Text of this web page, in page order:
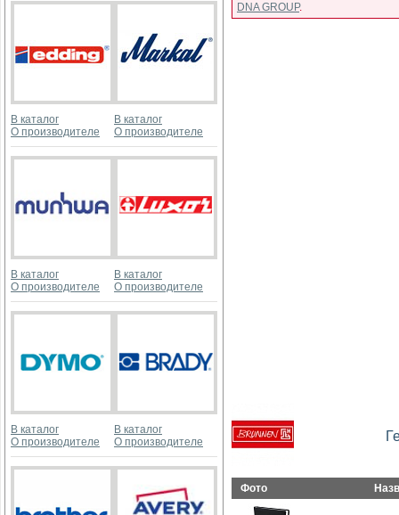
В каталог
О производителе
В каталог
О производителе
В каталог
О производителе
В каталог
О производителе
В каталог
О производителе
В каталог
О производителе
DNA GROUP.
Фото